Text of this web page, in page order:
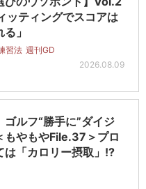
ッティングでスコアは
」
習法 週刊GD
2026.08.09
ゴルフ“勝手に”ダイジ
もやもやFile.37＞プロ
は「カロリー摂取」!?